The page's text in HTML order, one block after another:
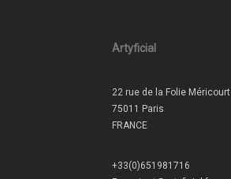
Artyficial
22 rue de la Folie Méricourt
75011 Paris
FRANCE
+33(0)651981716